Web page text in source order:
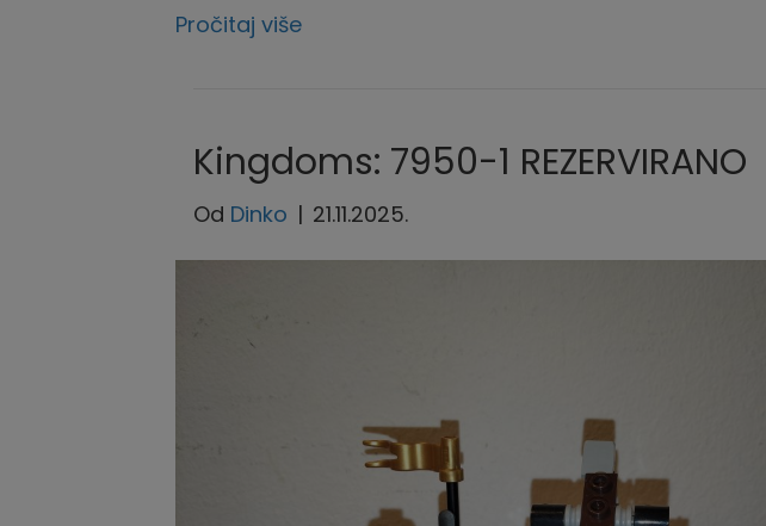
Pročitaj više
Kingdoms: 7950-1 REZERVIRANO
Od Dinko | 21.11.2025.